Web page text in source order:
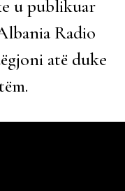
u publikuar
Radio
atë duke